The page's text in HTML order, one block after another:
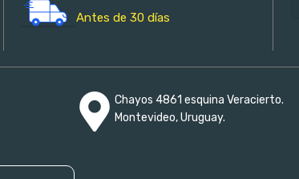
Antes de 30 días
Chayos 4861 esquina Veracierto.
Montevideo, Uruguay.